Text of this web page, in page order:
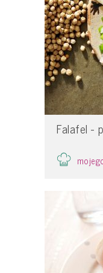
Falafel -